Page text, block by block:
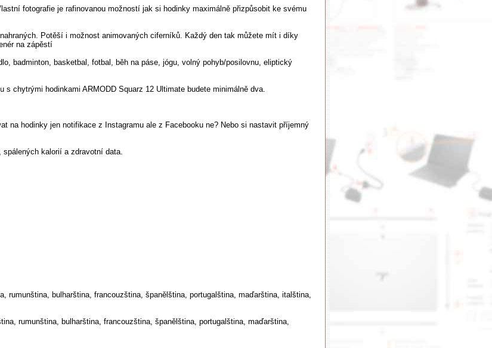
fotografie je rafinovanou možností jak si hodinky maximálně přizpůsobit ke svému
Potěší i možnost animovaných ciferníků. Každý den tak můžete mít i díky
na zápěstí
badminton, basketbal, fotbal, běh na páse, jógu, volný pohyb/posilovnu, eliptický
chytrými hodinkami ARMODD Squarz 12 Ultimate budete minimálně dva.
na hodinky jen notifikace z Instagramu ale z Facebooku ne? Nebo si nastavit příjemný
kalorií a zdravotní data.
bulharština, francouzština, španělština, portugalština, maďarština, italština,
rumunština, bulharština, francouzština, španělština, portugalština, maďarština,